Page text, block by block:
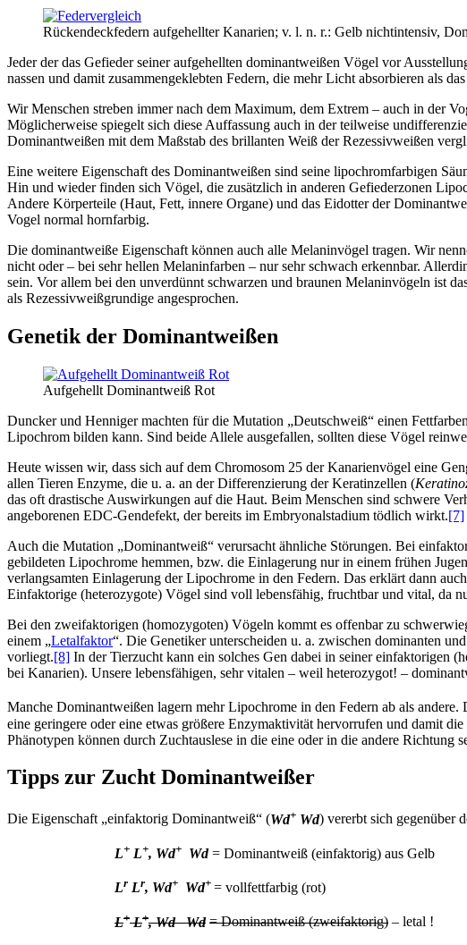
Rückendeckfedern aufgehellter Kanarien; v. l. n. r.: Gelb nichtintensiv,
Jeder der das Gefieder seiner aufgehellten dominantweißen Vögel vor
nassen und damit zusammengeklebten Federn, die mehr Licht absorbieren als
Wir Menschen streben immer nach dem Maximum, dem Extrem – auch in der
Möglicherweise spiegelt sich diese Auffassung auch in der teilweise
Dominantweißen mit dem Maßstab des brillanten Weiß der Rezessivweißen
Eine weitere Eigenschaft des Dominantweißen sind seine lipochromfarbigen
Hin und wieder finden sich Vögel, die zusätzlich in anderen Gefiederzonen
Andere Körperteile (Haut, Fett, innere Organe) und das Eidotter der
Vogel normal hornfarbig.
Die dominantweiße Eigenschaft können auch alle Melaninvögel tragen. Wir
nicht oder – bei sehr hellen Melaninfarben – nur sehr schwach erkennbar.
sein. Vor allem bei den unverdünnt schwarzen und braunen Melaninvögeln ist
als Rezessivweißgrundige angesprochen.
Genetik der Dominantweißen
Aufgehellt Dominantweiß Rot
Duncker und Henniger machten für die Mutation „Deutschweiß“ einen
Lipochrom bilden kann. Sind beide Allele ausgefallen, sollten diese Vögel
Heute wissen wir, dass sich auf dem Chromosom 25 der Kanarienvögel eine
allen Tieren Enzyme, die u. a. an der Differenzierung der Keratinzellen (
das oft drastische Auswirkungen auf die Haut. Beim Menschen sind schwere
angeborenen EDC-Gendefekt, der bereits im Embryonalstadium tödlich wirkt.[7]
Auch die Mutation „Dominantweiß“ verursacht ähnliche Störungen. Bei
gebildeten Lipochrome hemmen, bzw. die Einlagerung nur in einem frühen
verlangsamten Einlagerung der Lipochrome in den Federn. Das erklärt dann
Einfaktorige (heterozygote) Vögel sind voll lebensfähig, fruchtbar und vital, da
Bei den zweifaktorigen (homozygoten) Vögeln kommt es offenbar zu
einem „Letalfaktor“. Die Genetiker unterscheiden u. a. zwischen dominanten
vorliegt.[8] In der Tierzucht kann ein solches Gen dabei in seiner einfaktorigen
bei Kanarien). Unsere lebensfähigen, sehr vitalen – weil heterozygot! –
Manche Dominantweißen lagern mehr Lipochrome in den Federn ab als
eine geringere oder eine etwas größere Enzymaktivität hervorrufen und damit
Phänotypen können durch Zuchtauslese in die eine oder in die andere
Tipps zur Zucht Dominantweißer
Die Eigenschaft „einfaktorig Dominantweiß“ (Wd+ Wd) vererbt sich gegenüber
L+ L+, Wd+ Wd= Dominantweiß (einfaktorig) aus Gelb
Lr Lr, Wd+ Wd+ = vollfettfarbig (rot)
L+L+, Wd Wd = Dominantweiß (zweifaktorig) – letal !